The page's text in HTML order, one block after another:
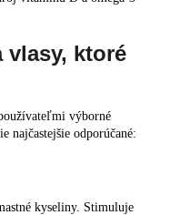
vlasy, ktoré
výborné
najčastejšie odporúčané:
kyseliny. Stimuluje